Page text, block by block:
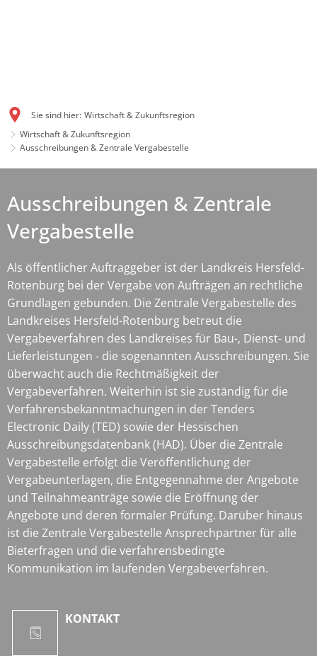
Sie sind hier: Wirtschaft & Zukunftsregion
Wirtschaft & Zukunftsregion
Ausschreibungen & Zentrale Vergabestelle
Ausschreibungen & Zentrale
Vergabestelle
Als öffentlicher Auftraggeber ist der Landkreis Hersfeld-
Rotenburg bei der Vergabe von Aufträgen an rechtliche
Grundlagen gebunden. Die Zentrale Vergabestelle des
Landkreises Hersfeld-Rotenburg betreut die
Vergabeverfahren des Landkreises für Bau-, Dienst- und
Lieferleistungen - die sogenannten Ausschreibungen. Sie
überwacht auch die Rechtmäßigkeit der
Vergabeverfahren. Weiterhin ist sie zuständig für die
Verfahrensbekanntmachungen in der Tenders
Electronic Daily (TED) sowie der Hessischen
Ausschreibungsdatenbank (HAD). Über die Zentrale
Vergabestelle erfolgt die Veröffentlichung der
Vergabeunterlagen, die Entgegennahme der Angebote
und Teilnahmeanträge sowie die Eröffnung der
Angebote und deren formaler Prüfung. Darüber hinaus
ist die Zentrale Vergabestelle Ansprechpartner für alle
Bieterfragen und die verfahrensbedingte
Kommunikation im laufenden Vergabeverfahren.
KONTAKT